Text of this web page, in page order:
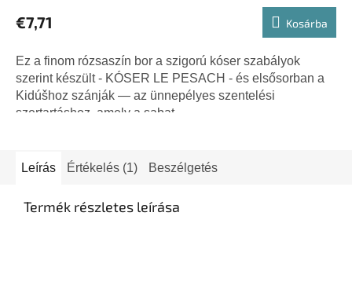
€7,71 Kosárba
Ez a finom rózsaszín bor a szigorú kóser szabályok
szerint készült - KÓSER LE PESACH - és elsősorban a
Kidúšhoz szánják — az ünnepélyes szentelési
szertartáshoz, amely a sabat...
Leírás Értékelés (1) Beszélgetés
Termék részletes leírása